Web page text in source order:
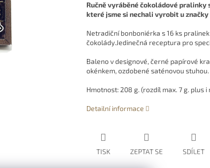
Ručně vyráběné čokoládové pralinky
které jsme si nechali vyrobit u značky
Netradiční bonboniérka s 16 ks
čokolády.Jedinečná receptura pro
Baleno v designové, černé papírové
okénkem, ozdobené saténovou stuhou.
Hmotnost: 208 g. (rozdíl max. 7 g. plus i
Detailní informace
TISK ZEPTAT SE SDÍLET